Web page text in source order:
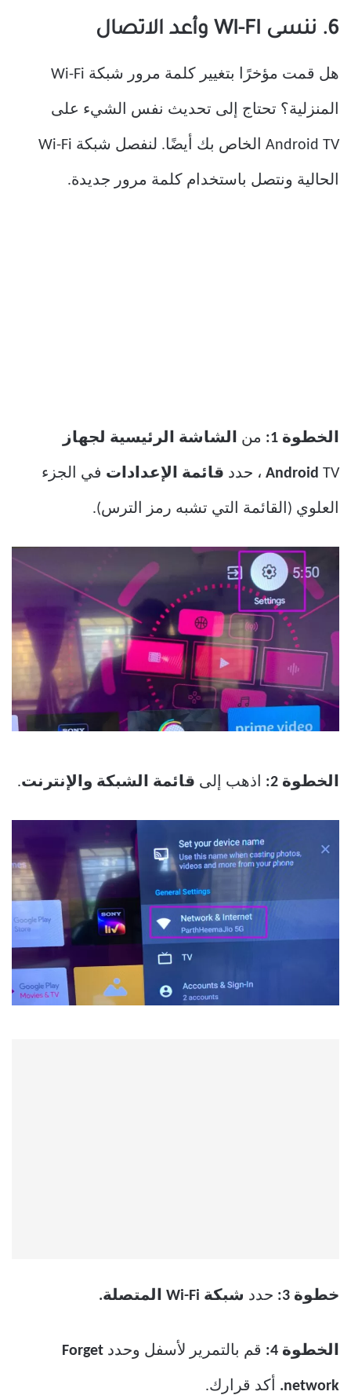
6. ننسى WI-FI وأعد الاتصال
هل قمت مؤخرًا بتغيير كلمة مرور شبكة Wi-Fi
المنزلية؟ تحتاج إلى تحديث نفس الشيء على
Android TV الخاص بك أيضًا. لنفصل شبكة Wi-Fi
الحالية ونتصل باستخدام كلمة مرور جديدة.
الخطوة 1: من الشاشة الرئيسية لجهاز
Android TV ، حدد قائمة الإعدادات في الجزء
العلوي (القائمة التي تشبه رمز الترس).
الخطوة 2: اذهب إلى قائمة الشبكة والإنترنت.
خطوة 3: حدد شبكة Wi-Fi المتصلة.
الخطوة 4: قم بالتمرير لأسفل وحدد Forget
network. أكد قرارك.